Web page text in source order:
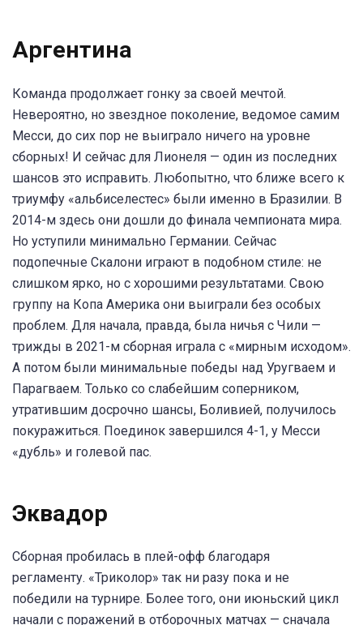
Аргентина
Команда продолжает гонку за своей мечтой.
Невероятно, но звездное поколение, ведомое самим
Месси, до сих пор не выиграло ничего на уровне
сборных! И сейчас для Лионеля — один из последних
шансов это исправить. Любопытно, что ближе всего к
триумфу «альбиселестес» были именно в Бразилии. В
2014-м здесь они дошли до финала чемпионата мира.
Но уступили минимально Германии. Сейчас
подопечные Скалони играют в подобном стиле: не
слишком ярко, но с хорошими результатами. Свою
группу на Копа Америка они выиграли без особых
проблем. Для начала, правда, была ничья с Чили —
трижды в 2021-м сборная играла с «мирным исходом».
А потом были минимальные победы над Уругваем и
Парагваем. Только со слабейшим соперником,
утратившим досрочно шансы, Боливией, получилось
покуражиться. Поединок завершился 4-1, у Месси
«дубль» и голевой пас.
Эквадор
Сборная пробилась в плей-офф благодаря
регламенту. «Триколор» так ни разу пока и не
победили на турнире. Более того, они июньский цикл
начали с поражений в отборочных матчах — сначала